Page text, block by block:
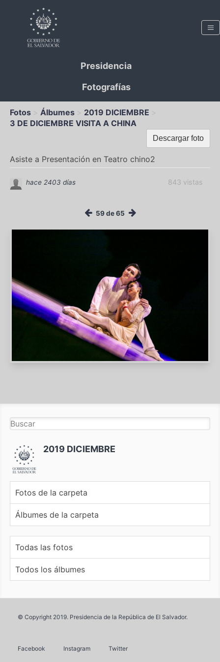
Presidencia
Fotografías
Fotos Álbumes
2019 DICIEMBRE
3 DE DICIEMBRE VISITA A CHINA
Descargar foto
Asiste a Presentación en Teatro chino2
843 vistas
hace 2403 días
59 de 65
2019 DICIEMBRE
Fotos de la carpeta
Álbumes de la carpeta
Todas las fotos
Todos los álbumes
© Copyright 2019. Presidencia de la República de El Salvador.
Facebook Instagram Twitter